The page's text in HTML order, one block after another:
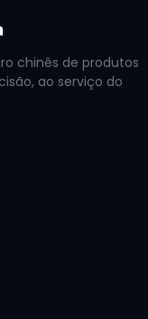
chinês de produtos
ao serviço do